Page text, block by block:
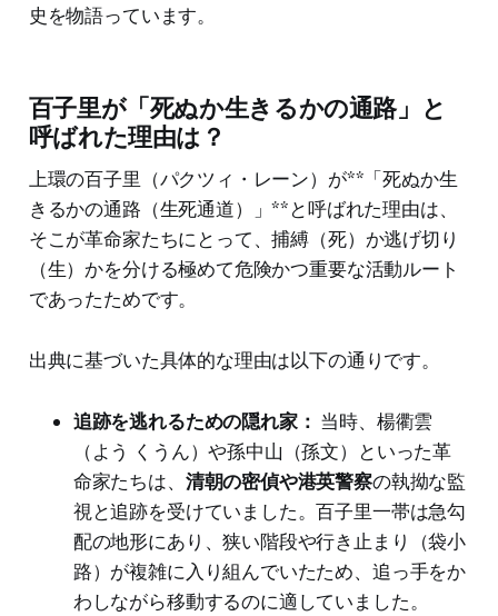
史を物語っています。
百子里が「死ぬか生きるかの通路」と
呼ばれた理由は？
上環の百子里（パクツィ・レーン）が**「死ぬか生
きるかの通路（生死通道）」**と呼ばれた理由は、
そこが革命家たちにとって、捕縛（死）か逃げ切り
（生）かを分ける極めて危険かつ重要な活動ルート
であったためです。
出典に基づいた具体的な理由は以下の通りです。
追跡を逃れるための隠れ家： 当時、楊衢雲
（よう くうん）や孫中山（孫文）といった革
命家たちは、 清朝の密偵や港英警察の執拗な監
視と追跡を受けていました。百子里一帯は急勾
配の地形にあり、狭い階段や行き止まり（袋小
路）が複雑に入り組んでいたため、追っ手をか
わしながら移動するのに適していました。